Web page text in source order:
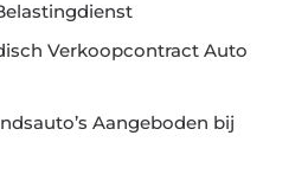
Verkoopcontract Auto
Aangeboden bij